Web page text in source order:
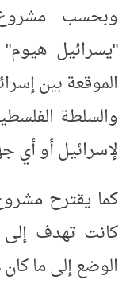
وبحسب مشروع
"يسرائيل هيوم"
الموقعة بين
والسلطة
لإسرائيل أو أي
كما يقترح
كانت تهدف إلى
الوضع إلى ما